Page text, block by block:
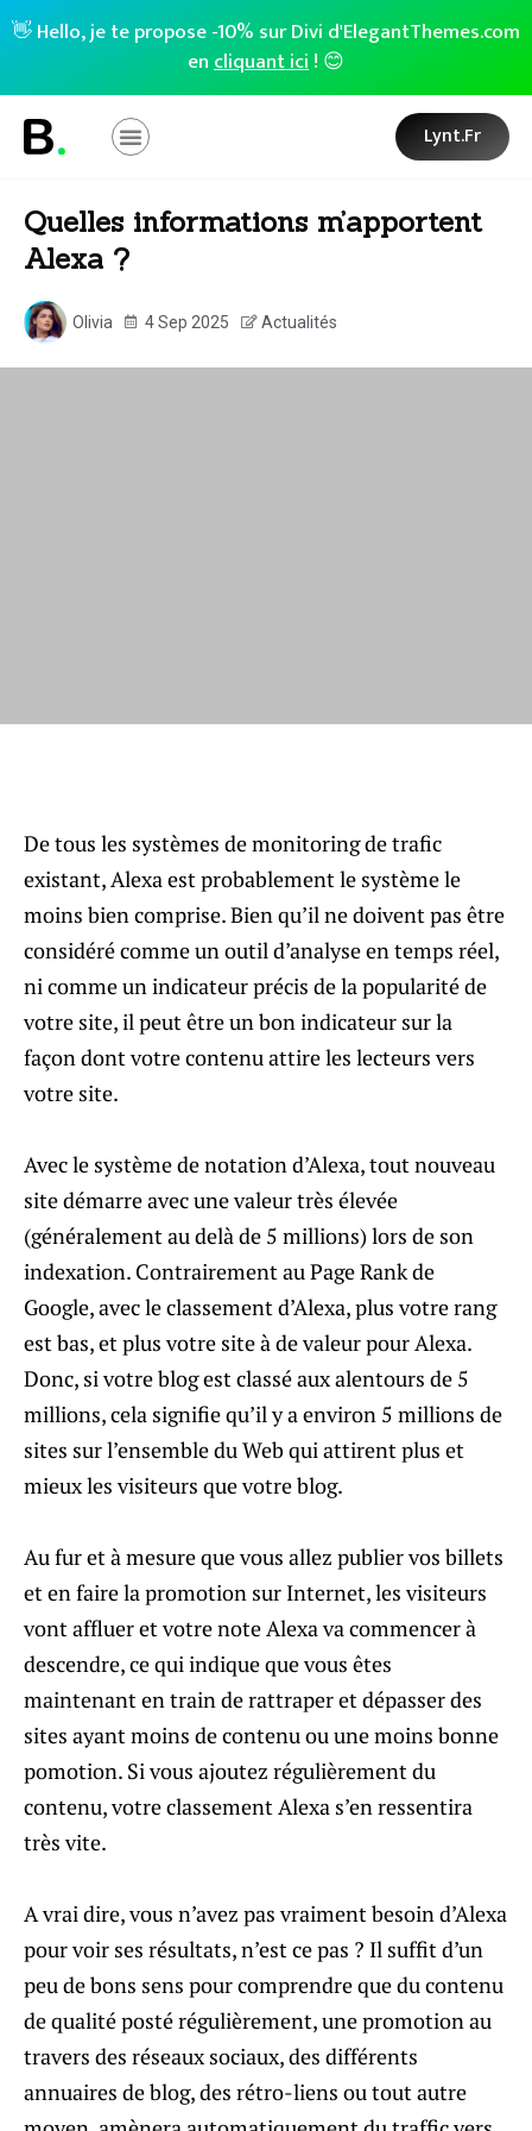
👋 Hello, je te propose -10% sur Divi d'ElegantThemes.com
encliquant ici! 😊
Lynt.fr
Quelles informations m’apportent
Alexa ?
Olivia 4 Sep 2025 Actualités
De tous les systèmes de monitoring de trafic
existant, Alexa est probablement le système le
moins bien comprise. Bien qu’il ne doivent pas être
considéré comme un outil d’analyse en temps réel,
ni comme un indicateur précis de la popularité de
votre site, il peut être un bon indicateur sur la
façon dont votre contenu attire les lecteurs vers
votre site.
Avec le système de notation d’Alexa, tout nouveau
site démarre avec une valeur très élevée
(généralement au delà de 5 millions) lors de son
indexation. Contrairement au Page Rank de
Google, avec le classement d’Alexa, plus votre rang
est bas, et plus votre site à de valeur pour Alexa.
Donc, si votre blog est classé aux alentours de 5
millions, cela signifie qu’il y a environ 5 millions de
sites sur l’ensemble du Web qui attirent plus et
mieux les visiteurs que votre blog.
Au fur et à mesure que vous allez publier vos billets
et en faire la promotion sur Internet, les visiteurs
vont affluer et votre note Alexa va commencer à
descendre, ce qui indique que vous êtes
maintenant en train de rattraper et dépasser des
sites ayant moins de contenu ou une moins bonne
pomotion. Si vous ajoutez régulièrement du
contenu, votre classement Alexa s’en ressentira
très vite.
A vrai dire, vous n’avez pas vraiment besoin d’Alexa
pour voir ses résultats, n’est ce pas ? Il suffit d’un
peu de bons sens pour comprendre que du contenu
de qualité posté régulièrement, une promotion au
travers des réseaux sociaux, des différents
annuaires de blog, des rétro-liens ou tout autre